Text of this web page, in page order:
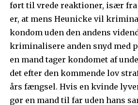
ført til vrede reaktioner, især fra
er, at mens Heunicke vil
kondom uden den andens
kriminalisere anden snyd med
en mand tager kondomet af
det efter den kommende lov
års fængsel. Hvis en kvinde
gør en mand til far uden hans